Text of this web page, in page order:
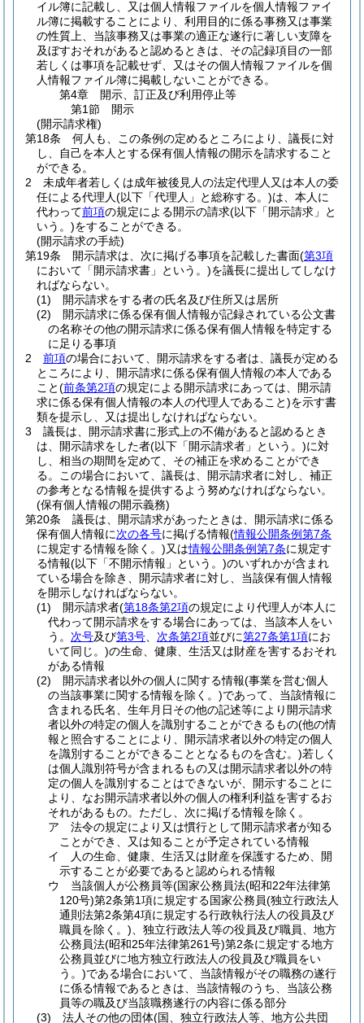
イル簿に記載し、又は個人情報ファイルを個人情報ファイ
ル簿に掲載することにより、利用目的に係る事務又は事業
の性質上、当該事務又は事業の適正な遂行に著しい支障を
及ぼすおそれがあると認めるときは、その記録項目の一部
若しくは事項を記載せず、又はその個人情報ファイルを個
人情報ファイル簿に掲載しないことができる。
第4章
開示、訂正及び利用停止等
第1節
開示
(開示請求権)
第18条
何人も、この条例の定めるところにより、議長に対
し、自己を本人とする保有個人情報の開示を請求すること
ができる。
2
未成年者若しくは成年被後見人の法定代理人又は本人の委
任による代理人(以下「代理人」と総称する。)は、本人に
代わって前項の規定による開示の請求(以下「開示請求」と
いう。)をすることができる。
(開示請求の手続)
第19条
開示請求は、次に掲げる事項を記載した書面(第3項
において「開示請求書」という。)を議長に提出してしなけ
ればならない。
(1)
開示請求をする者の氏名及び住所又は居所
(2)
開示請求に係る保有個人情報が記録されている公文書
の名称その他の開示請求に係る保有個人情報を特定する
に足りる事項
2
前項の場合において、開示請求をする者は、議長が定める
ところにより、開示請求に係る保有個人情報の本人である
こと(前条第2項の規定による開示請求にあっては、開示請
求に係る保有個人情報の本人の代理人であること)を示す書
類を提示し、又は提出しなければならない。
3
議長は、開示請求書に形式上の不備があると認めるとき
は、開示請求をした者(以下「開示請求者」という。)に対
し、相当の期間を定めて、その補正を求めることができ
る。
この場合において、議長は、開示請求者に対し、補正
の参考となる情報を提供するよう努めなければならない。
(保有個人情報の開示義務)
第20条
議長は、開示請求があったときは、開示請求に係る
保有個人情報に次の各号に掲げる情報(情報公開条例第7条
に規定する情報を除く。)又は情報公開条例第7条に規定す
る情報(以下「不開示情報」という。)のいずれかが含まれ
ている場合を除き、開示請求者に対し、当該保有個人情報
を開示しなければならない。
(1)
開示請求者(第18条第2項の規定により代理人が本人に
代わって開示請求をする場合にあっては、当該本人をい
う。 次号及び第3号 次条第2項並びに第27条第1項にお
いて同じ。)の生命、健康、生活又は財産を害するおそれ
がある情報
(2)
開示請求者以外の個人に関する情報(事業を営む個人
の当該事業に関する情報を除く。)であって、当該情報に
含まれる氏名、生年月日その他の記述等により開示請求
者以外の特定の個人を識別することができるもの(他の情
報と照合することにより、開示請求者以外の特定の個人
を識別することができることとなるものを含む。)若しく
は個人識別符号が含まれるもの又は開示請求者以外の特
定の個人を識別することはできないが、開示することに
より、なお開示請求者以外の個人の権利利益を害するお
それがあるもの。 ただし、次に掲げる情報を除く。
ア
法令の規定により又は慣行として開示請求者が知る
ことができ、又は知ることが予定されている情報
イ
人の生命、健康、生活又は財産を保護するため、開
示することが必要であると認められる情報
ウ
当該個人が公務員等(国家公務員法(昭和22年法律第
120号)第2条第1項に規定する国家公務員(独立行政法人
通則法第2条第4項に規定する行政執行法人の役員及び
職員を除く。) 、独立行政法人等の役員及び職員、地方
公務員法(昭和25年法律第261号)第2条に規定する地方
公務員並びに地方独立行政法人の役員及び職員をい
う。)である場合において、当該情報がその職務の遂行
に係る情報であるときは、当該情報のうち、当該公務
員等の職及び当該職務遂行の内容に係る部分
(3)
法人その他の団体(国、独立行政法人等、地方公共団